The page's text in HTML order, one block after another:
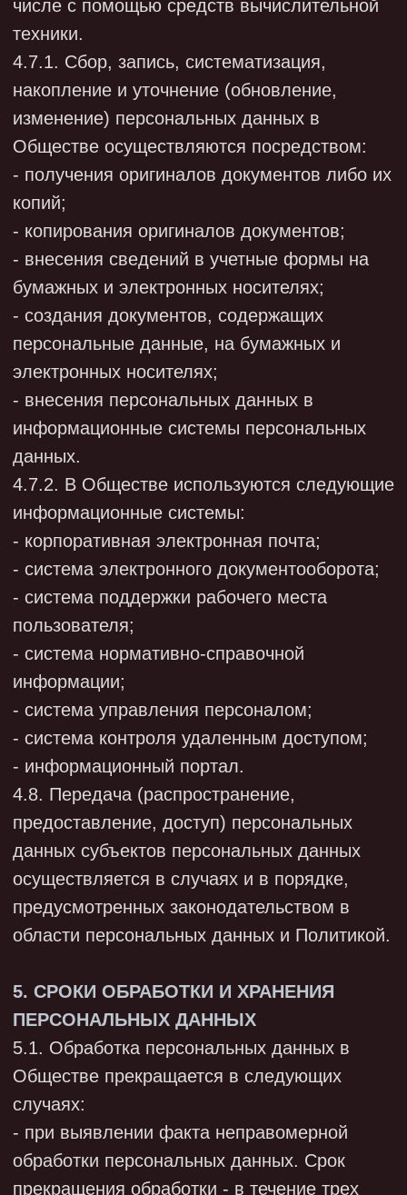
помещении для работы с
конфиденциальными документами и
своевременно выявляет и устраняет
нарушения требований разрешительной
системы доступа работниками
подразделения;
не допускает выдачу личных дел
сотрудников на рабочие места
выдаваться на рабочие места только
генеральному директору, менеджеру по
персоналу и в исключительных случаях,
по письменному разрешению
генерального директора, - руководителю
структурного подразделения (например,
аттестации работника).
7.1.2. Защита персональных данных
папки, содержащие персональные данные
сотрудника, должны быть защищены
паролем.
7.2.1. Для обеспечения внешней защиты
персональных данных Общество
мероприятий:
порядок приема и контроля деятельности
посетителей;
учет и порядок выдачи персональных
данных;
технические средства охраны,
сигнализации;
порядок охраны территории, зданий,
помещений, транспортных средств;
интервьюировании и собеседованиях.
7.2.2. По возможности, персональные
7.2.3. Кроме мер защиты персональных
данных, установленных законодательством,
работодатели, работники и их
совместные меры защиты персональных
данных работников.
раскрывает третьим лицам и не
распространяет персональные данные, если
законом.
7.3. Запрещено раскрытие и
субъектов персональных данных по
телефону.
7.4. Работники, которые занимают